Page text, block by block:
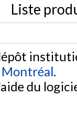
Liste
.
du